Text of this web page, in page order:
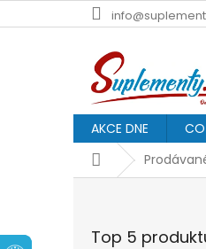
na
AKCE DNE CO
Domů
Top 5